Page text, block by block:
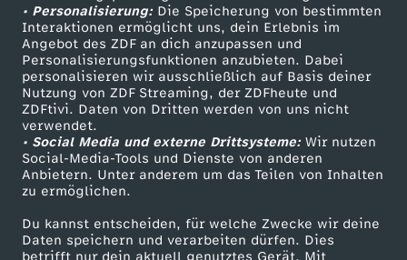
• Personalisierung:Die Speicherung von bestimmten
Interaktionen ermöglicht uns, dein Erlebnis im
Angebot des ZDF an dich anzupassen und
Personalisierungsfunktionen anzubieten. Dabei
personalisieren wir ausschließlich auf Basis deiner
Nutzung von ZDF Streaming, der ZDFheute und
ZDFtivi. Daten von Dritten werden von uns nicht
verwendet.
• Social Media und externe Drittsysteme:Wir nutzen
Social-Media-Tools und Dienste von anderen
Anbietern. Unter anderem um das Teilen von Inhalten
zu ermöglichen.
Du kannst entscheiden, für welche Zwecke wir deine
Daten speichern und verarbeiten dürfen. Dies
betrifft nur dein aktuell genutztes Gerät. Mit
e
l
d
w
u
s
Sendungen A-Z
TV-Programm
Hilfe
ZDF Unternehmen
Karriere
ZDF goes Schule